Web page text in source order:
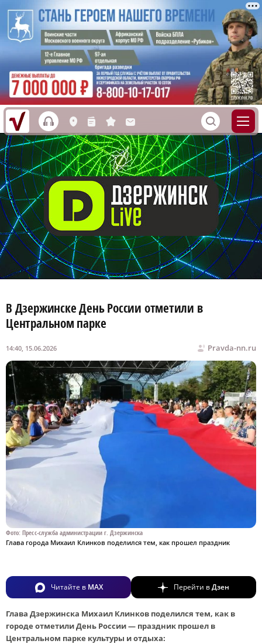
h L n s M S
В Дзержинске День России отметили в
Центральном парке
Pravda-nn.ru
14:40, 15.06.2026
Фото: Пресс-служба администрации г. Дзержинска
Глава города Михаил Клинков поделился тем, как прошел праздник
Читайте в MAX Перейти вДзен
Глава Дзержинска Михаил Клинков поделился тем, как в
городе отметили День России — праздник прошел в
Центральном парке культуры и отдыха: